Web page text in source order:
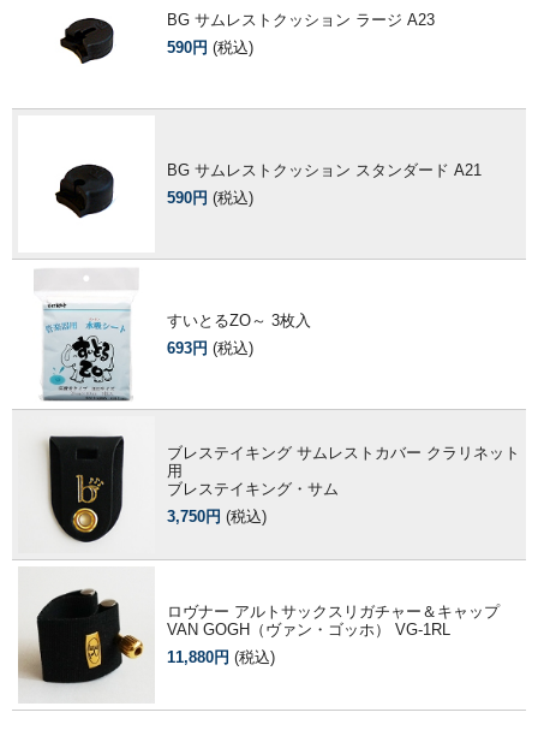
BG サムレストクッション ラージ A23
590円 (税込)
BG サムレストクッション スタンダード A21
590円 (税込)
すいとるZO～ 3枚入
693円 (税込)
ブレステイキング サムレストカバー クラリネット
用
ブレステイキング・サム
3,750円 (税込)
ロヴナー アルトサックスリガチャー＆キャップ
VAN GOGH（ヴァン・ゴッホ） VG-1RL
11,880円 (税込)